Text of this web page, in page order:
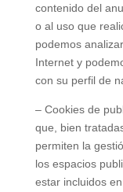
contenido del
o al uso que
podemos
Internet y
con su perfil de
– Cookies de
que, bien
permiten la
los espacios
estar incluidos